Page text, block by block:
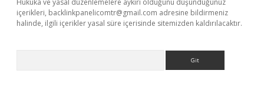
Hukuka ve yasal düzenlemelere aykırı olduğunu düşündüğünüz
içerikleri, backlinkpanelicomtr@gmail.com adresine bildirmeniz
halinde, ilgili içerikler yasal süre içerisinde sitemizden kaldırılacaktır.